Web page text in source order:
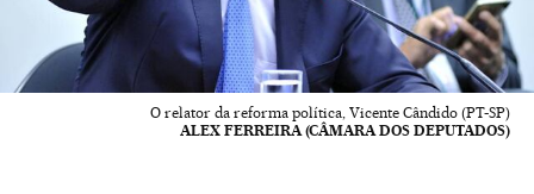
O relator da reforma política, Vicente Cândido (PT-SP)
ALEX FERREIRA (CÂMARA DOS DEPUTADOS)